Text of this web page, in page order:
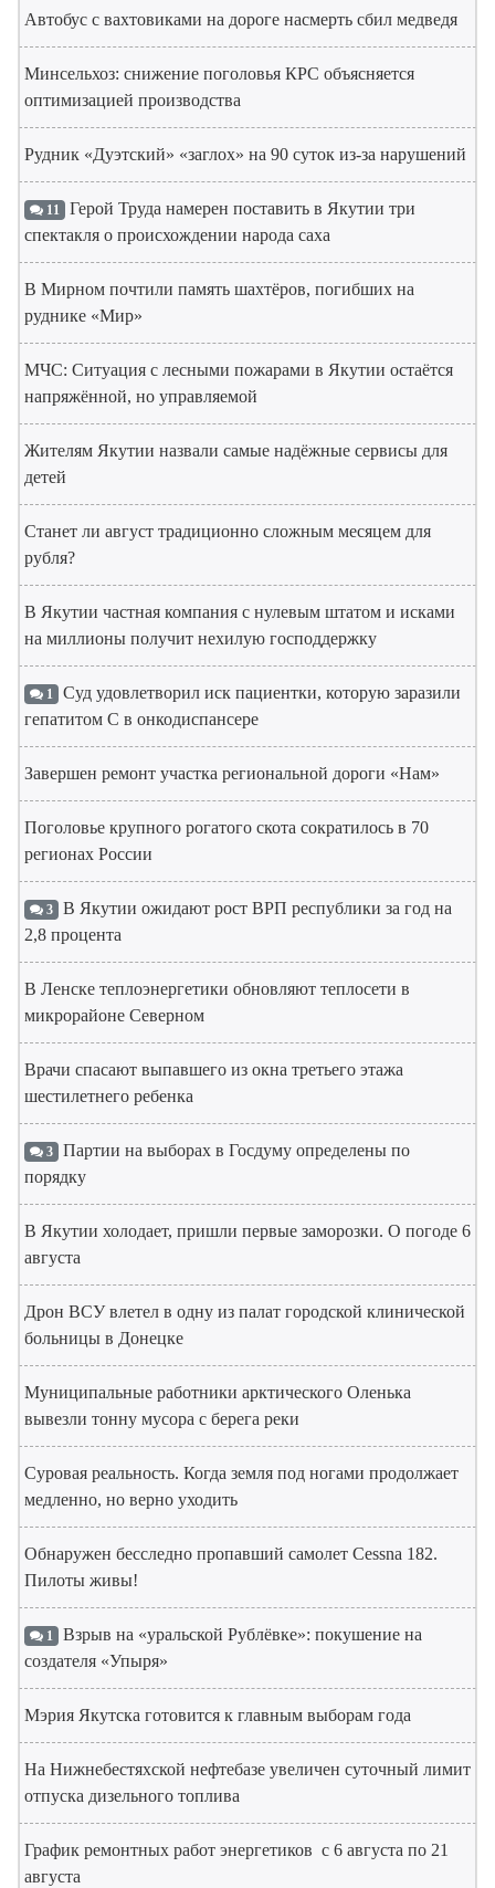
Автобус с вахтовиками на дороге насмерть сбил медведя
Минсельхоз: снижение поголовья КРС объясняется
оптимизацией производства
Рудник «Дуэтский» «заглох» на 90 суток из-за нарушений
11 Герой Труда намерен поставить в Якутии три
спектакля о происхождении народа саха
В Мирном почтили память шахтёров, погибших на
руднике «Мир»
МЧС: Ситуация с лесными пожарами в Якутии остаётся
напряжённой, но управляемой
Жителям Якутии назвали самые надёжные сервисы для
детей
Станет ли август традиционно сложным месяцем для
рубля?
В Якутии частная компания с нулевым штатом и исками
на миллионы получит нехилую господдержку
1 Суд удовлетворил иск пациентки, которую заразили
гепатитом С в онкодиспансере
Завершен ремонт участка региональной дороги «Нам»
Поголовье крупного рогатого скота сократилось в 70
регионах России
3 В Якутии ожидают рост ВРП республики за год на
2,8 процента
В Ленске теплоэнергетики обновляют теплосети в
микрорайоне Северном
Врачи спасают выпавшего из окна третьего этажа
шестилетнего ребенка
3 Партии на выборах в Госдуму определены по
порядку
В Якутии холодает, пришли первые заморозки. О погоде 6
августа
Дрон ВСУ влетел в одну из палат городской клинической
больницы в Донецке
Муниципальные работники арктического Оленька
вывезли тонну мусора с берега реки
Суровая реальность. Когда земля под ногами продолжает
медленно, но верно уходить
Обнаружен бесследно пропавший самолет Cessna 182.
Пилоты живы!
1 Взрыв на «уральской Рублёвке»: покушение на
создателя «Упыря»
Мэрия Якутска готовится к главным выборам года
На Нижнебестяхской нефтебазе увеличен суточный лимит
отпуска дизельного топлива
График ремонтных работ энергетиков с 6 августа по 21
августа